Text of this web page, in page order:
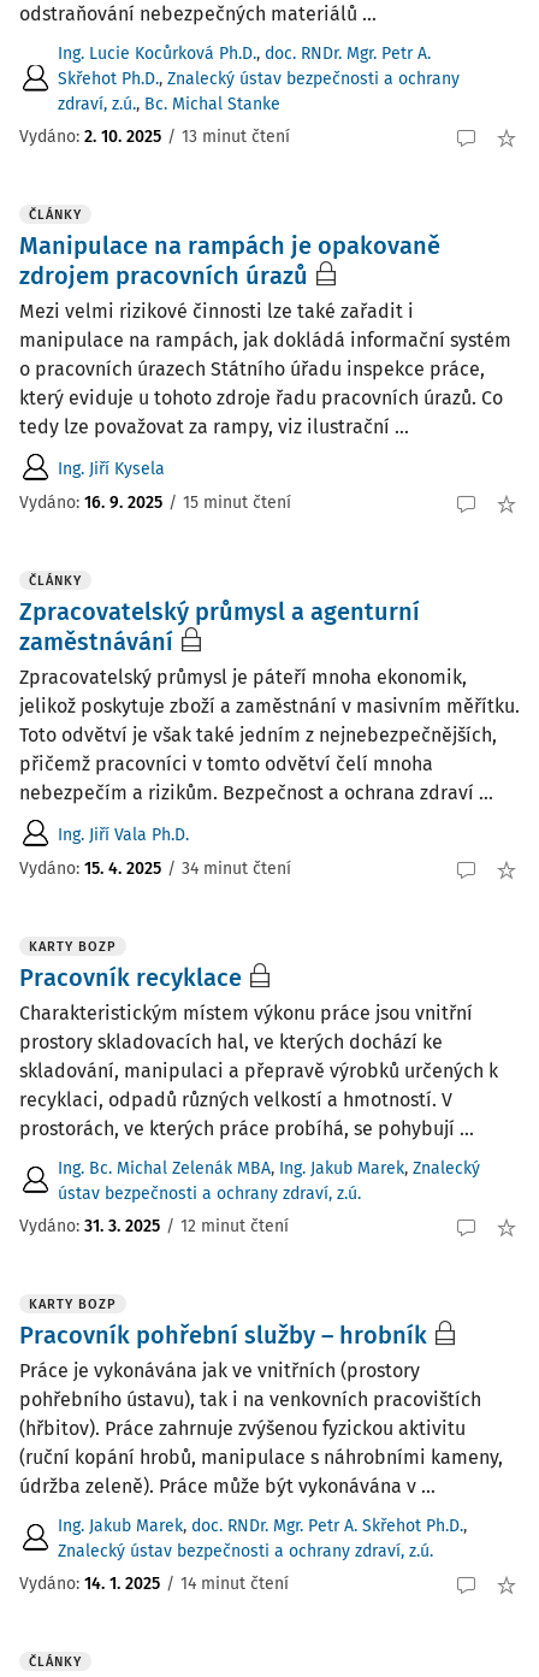
odstraňování nebezpečných materiálů ...
Ing. Lucie Kocůrková Ph.D., doc. RNDr. Mgr. Petr A.
Skřehot Ph.D., Znalecký ústav bezpečnosti a ochrany
zdraví, z.ú., Bc. Michal Stanke
Vydáno: 2. 10. 2025 / 13 minut čtení
ČLÁNKY
Manipulace na rampách je opakovaně
zdrojem pracovních úrazů
Mezi velmi rizikové činnosti lze také zařadit i
manipulace na rampách, jak dokládá informační systém
o pracovních úrazech Státního úřadu inspekce práce,
který eviduje u tohoto zdroje řadu pracovních úrazů. Co
tedy lze považovat za rampy, viz ilustrační ...
Ing. Jiří Kysela
Vydáno: 16. 9. 2025 / 15 minut čtení
ČLÁNKY
Zpracovatelský průmysl a agenturní
zaměstnávání
Zpracovatelský průmysl je páteří mnoha ekonomik,
jelikož poskytuje zboží a zaměstnání v masivním měřítku.
Toto odvětví je však také jedním z nejnebezpečnějších,
přičemž pracovníci v tomto odvětví čelí mnoha
nebezpečím a rizikům. Bezpečnost a ochrana zdraví ...
Ing. Jiří Vala Ph.D.
Vydáno: 15. 4. 2025 / 34 minut čtení
KARTY BOZP
Pracovník recyklace
Charakteristickým místem výkonu práce jsou vnitřní
prostory skladovacích hal, ve kterých dochází ke
skladování, manipulaci a přepravě výrobků určených k
recyklaci, odpadů různých velkostí a hmotností. V
prostorách, ve kterých práce probíhá, se pohybují ...
Ing. Bc. Michal Zelenák MBA, Ing. Jakub Marek, Znalecký
ústav bezpečnosti a ochrany zdraví, z.ú.
Vydáno: 31. 3. 2025 / 12 minut čtení
KARTY BOZP
Pracovník pohřební služby – hrobník
Práce je vykonávána jak ve vnitřních (prostory
pohřebního ústavu), tak i na venkovních pracovištích
(hřbitov). Práce zahrnuje zvýšenou fyzickou aktivitu
(ruční kopání hrobů, manipulace s náhrobními kameny,
údržba zeleně). Práce může být vykonávána v ...
Ing. Jakub Marek, doc. RNDr. Mgr. Petr A. Skřehot Ph.D.,
Znalecký ústav bezpečnosti a ochrany zdraví, z.ú.
Vydáno: 14. 1. 2025 / 14 minut čtení
ČLÁNKY